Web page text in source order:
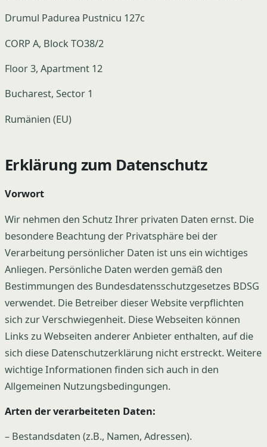
Drumul Padurea Pustnicu 127c
CORP A, Block TO38/2
Floor 3, Apartment 12
Bucharest, Sector 1
Rumänien (EU)
Erklärung zum Datenschutz
Vorwort
Wir nehmen den Schutz Ihrer privaten Daten ernst. Die
besondere Beachtung der Privatsphäre bei der
Verarbeitung persönlicher Daten ist uns ein wichtiges
Anliegen. Persönliche Daten werden gemäß den
Bestimmungen des Bundesdatensschutzgesetzes BDSG
verwendet. Die Betreiber dieser Website verpflichten
sich zur Verschwiegenheit. Diese Webseiten können
Links zu Webseiten anderer Anbieter enthalten, auf die
sich diese Datenschutzerklärung nicht erstreckt. Weitere
wichtige Informationen finden sich auch in den
Allgemeinen Nutzungsbedingungen.
Arten der verarbeiteten Daten:
– Bestandsdaten (z.B., Namen, Adressen).